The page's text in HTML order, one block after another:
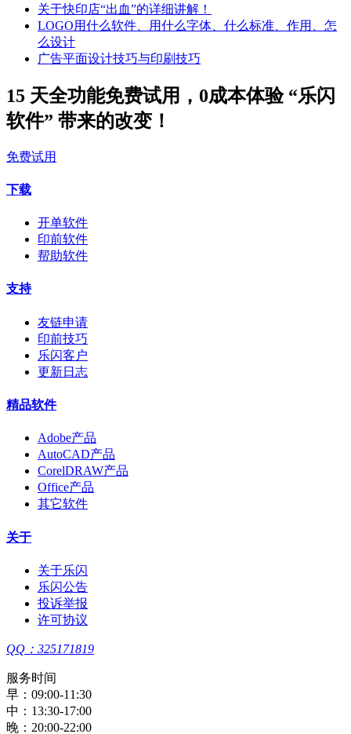
关于快印店“出血”的详细讲解！
LOGO用什么软件、用什么字体、什么标准、作用、怎
么设计
广告平面设计技巧与印刷技巧
15 天全功能免费试用，0成本体验 “乐闪
软件” 带来的改变！
免费试用
下载
开单软件
印前软件
帮助软件
支持
友链申请
印前技巧
乐闪客户
更新日志
精品软件
Adobe产品
AutoCAD产品
CorelDRAW产品
Office产品
其它软件
关于
关于乐闪
乐闪公告
投诉举报
许可协议
QQ：325171819
服务时间
早：09:00-11:30
中：13:30-17:00
晚：20:00-22:00